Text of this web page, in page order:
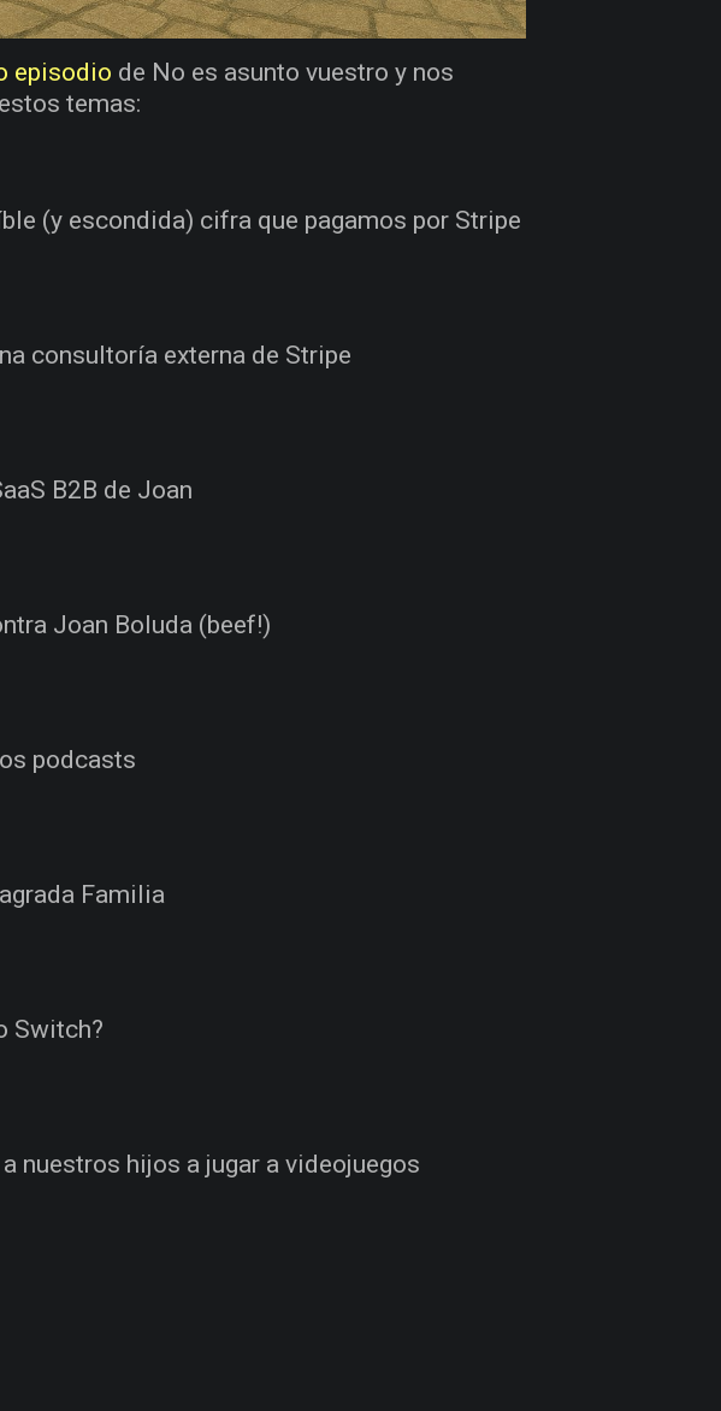
episodio de No es asunto vuestro y nos
temas:
(y escondida) cifra que pagamos por Stripe
consultoría externa de Stripe
B2B de Joan
Joan Boluda (beef!)
podcasts
Familia
Switch?
nuestros hijos a jugar a videojuegos